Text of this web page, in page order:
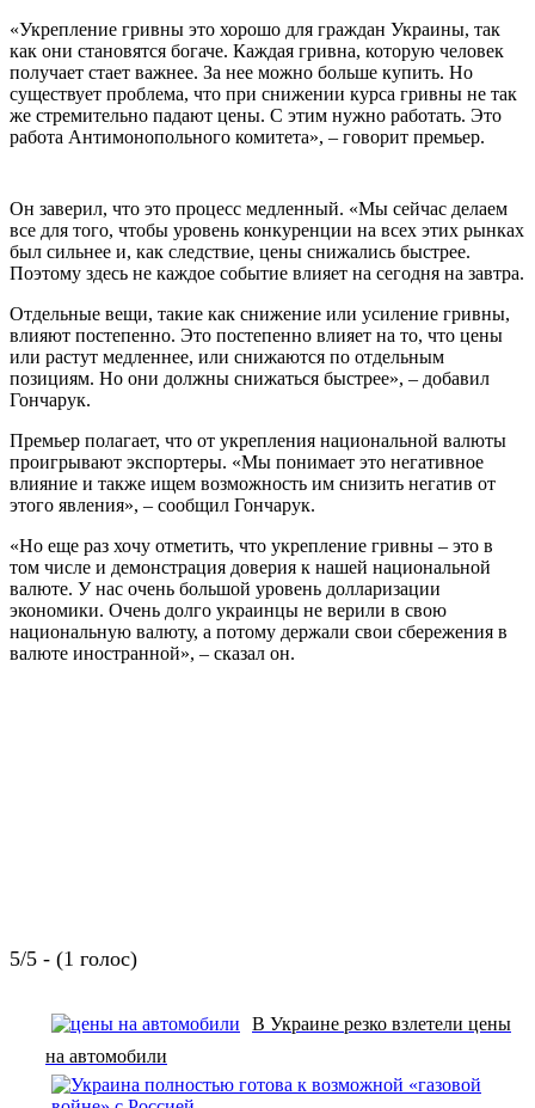
«Укрепление гривны это хорошо для граждан Украины, так
как они становятся богаче. Каждая гривна, которую человек
получает стает важнее. За нее можно больше купить. Но
существует проблема, что при снижении курса гривны не так
же стремительно падают цены. С этим нужно работать. Это
работа Антимонопольного комитета», – говорит премьер.
Он заверил, что это процесс медленный. «Мы сейчас делаем
все для того, чтобы уровень конкуренции на всех этих рынках
был сильнее и, как следствие, цены снижались быстрее.
Поэтому здесь не каждое событие влияет на сегодня на завтра.
Отдельные вещи, такие как снижение или усиление гривны,
влияют постепенно. Это постепенно влияет на то, что цены
или растут медленнее, или снижаются по отдельным
позициям. Но они должны снижаться быстрее», – добавил
Гончарук.
Премьер полагает, что от укрепления национальной валюты
проигрывают экспортеры. «Мы понимает это негативное
влияние и также ищем возможность им снизить негатив от
этого явления», – сообщил Гончарук.
«Но еще раз хочу отметить, что укрепление гривны – это в
том числе и демонстрация доверия к нашей национальной
валюте. У нас очень большой уровень долларизации
экономики. Очень долго украинцы не верили в свою
национальную валюту, а потому держали свои сбережения в
валюте иностранной», – сказал он.
5/5 - (1 голос)
В Украине резко взлетели цены
на автомобили